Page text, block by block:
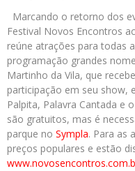
Marcando o retorno dos
Festival Novos Encontros
reúne atrações para todas
programação grandes
Martinho da Vila, que
participação em seu show,
Palpita, Palavra Cantada e
são gratuitos, mas é
parque no Sympla. Para as
preços populares e estão